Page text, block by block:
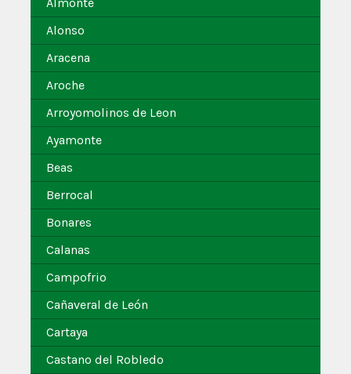
Alonso
Aracena
Aroche
Arroyomolinos de Leon
Ayamonte
Beas
Berrocal
Bonares
Calanas
Campofrio
Cañaveral de León
Cartaya
Castano del Robledo